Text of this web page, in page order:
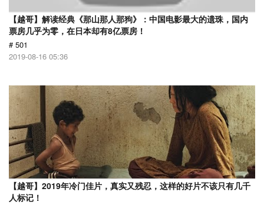
【越哥】解读经典《那山那人那狗》：中国电影最大的遗珠，国内
票房几乎为零，在日本却有8亿票房！
# 501
2019-08-16 05:36
【越哥】2019年冷门佳片，真实又残忍，这样的好片不该只有几千
人标记！